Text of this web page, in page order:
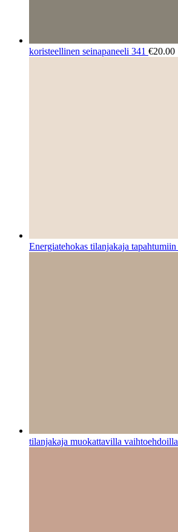
koristeellinen seinapaneeli 341 €20.00
Energiatehokas tilanjakaja tapahtumiin
tilanjakaja muokattavilla vaihtoehdoilla